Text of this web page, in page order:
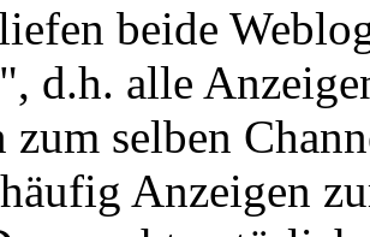
beide
d.h. alle
zum selben
Anzeigen